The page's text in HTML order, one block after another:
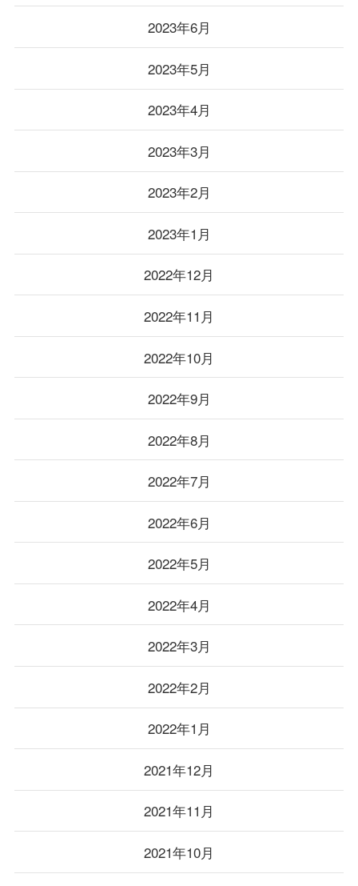
2023年6月
2023年5月
2023年4月
2023年3月
2023年2月
2023年1月
2022年12月
2022年11月
2022年10月
2022年9月
2022年8月
2022年7月
2022年6月
2022年5月
2022年4月
2022年3月
2022年2月
2022年1月
2021年12月
2021年11月
2021年10月